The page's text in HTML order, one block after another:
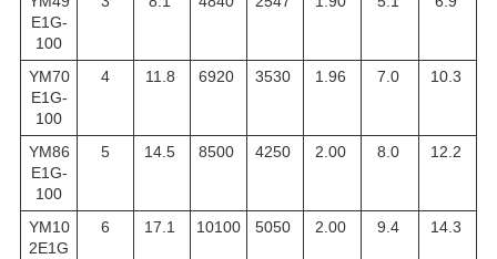
E1G-
100
YM70
E1G-
100
4 11.8 6920 3530 1.96 7.0 10.3
YM86
E1G-
100
5 14.5 8500 4250 2.00 8.0 12.2
YM10
2E1G
6 17.1 10100 5050 2.00 9.4 14.3